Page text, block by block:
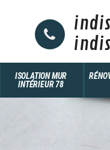
ISOLATION MUR
INTÉRIEUR 78